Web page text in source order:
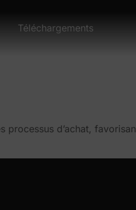
Téléchargements
processus d’achat,